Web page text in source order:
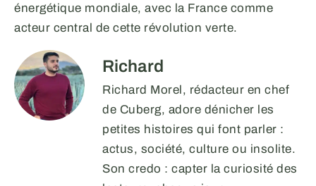
énergétique mondiale, avec la France comme
acteur central de cette révolution verte.
Richard
Richard Morel, rédacteur en chef
de Cuberg, adore dénicher les
petites histoires qui font parler :
actus, société, culture ou insolite.
Son credo : capter la curiosité des